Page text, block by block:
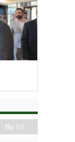
Bu Yıl